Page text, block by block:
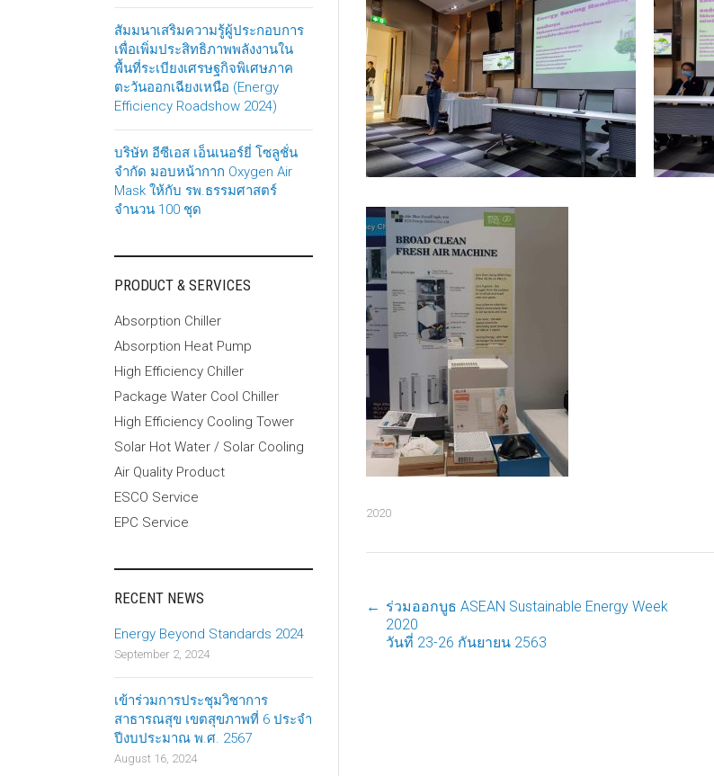
2020
Post
← ร่วมออกบูธ ASEAN Sustainable Energy Week
2020
วันที่ 23-26 กันยายน 2563
สัมมนาเสริมความรู้ผู้ประกอบการ
เพื่อเพิ่มประสิทธิภาพพลังงานใน
พื้นที่ระเบียงเศรษฐกิจพิเศษภาค
ตะวันออกเฉียงเหนือ (Energy
Efficiency Roadshow 2024)
บริษัท อีซีเอส เอ็นเนอร์ยี่ โซลูชั่น
จำกัด มอบหน้ากาก Oxygen Air
Mask ให้กับ รพ.ธรรมศาสตร์
จำนวน 100 ชุด
PRODUCT & SERVICES
Absorption Chiller
Absorption Heat Pump
High Efficiency Chiller
Package Water Cool Chiller
High Efficiency Cooling Tower
Solar Hot Water / Solar Cooling
Air Quality Product
ESCO Service
EPC Service
RECENT NEWS
Energy Beyond Standards 2024
September 2, 2024
เข้าร่วมการประชุมวิชาการ
สาธารณสุข เขตสุขภาพที่ 6 ประจำ
ปีงบประมาณ พ.ศ. 2567
August 16, 2024